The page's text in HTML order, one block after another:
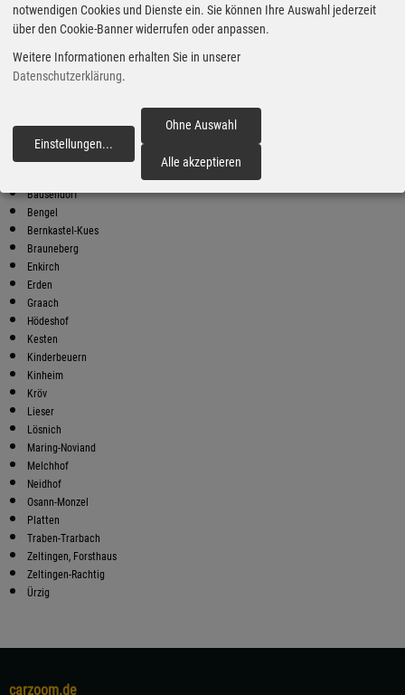
Super E10
freie Tankstelle
54536 Kröv
Super E10 Preise in Erden
Preiswerter tanken - finden Sie die günstigsten Benzin und Diesel
Preise in Ihrer Stadt
Bausendorf
Bengel
Bernkastel-Kues
Brauneberg
Enkirch
Erden
Graach
Hödeshof
Kesten
Kinderbeuern
Kinheim
Kröv
Lieser
Lösnich
Maring-Noviand
Melchhof
Neidhof
Osann-Monzel
Platten
Traben-Trarbach
Zeltingen, Forsthaus
Zeltingen-Rachtig
Ürzig
carzoom.de
notwendigen Cookies und Dienste ein. Sie können Ihre Auswahl jederzeit
über den Cookie-Banner widerrufen oder anpassen.
Weitere Informationen erhalten Sie in unserer
Datenschutzerklärung.
Einstellungen...
Ohne Auswahl
Alle akzeptieren